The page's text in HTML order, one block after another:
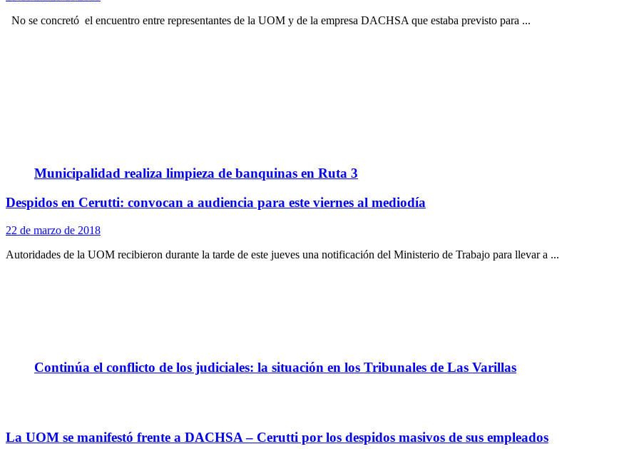
Municipalidad realiza limpieza de banquinas en Ruta 3
Continúa el conflicto de los judiciales: la situación en los Tribunales de Las Varillas
No se concretó el encuentro entre representantes de la UOM y de la empresa DACHSA que estaba previsto para ...
Despidos en Cerutti: convocan a audiencia para este viernes al mediodía
22 de marzo de 2018
Autoridades de la UOM recibieron durante la tarde de este jueves una notificación del Ministerio de Trabajo para llevar a ...
La UOM se manifestó frente a DACHSA – Cerutti por los despidos masivos de sus empleados